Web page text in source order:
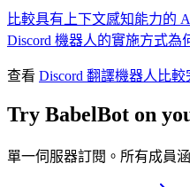
比較具有上下文感知能力的
Discord 機器人的實施方式為
查看 Discord 翻譯機器人比較
Try BabelBot on
單一伺服器訂閱。所有成員